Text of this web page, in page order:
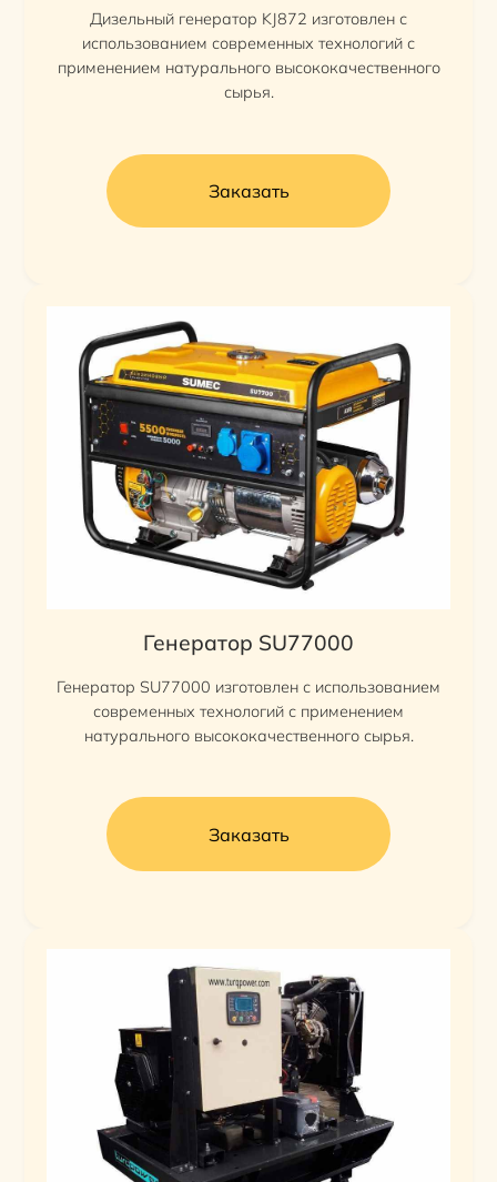
Дизельный генератор KJ872 изготовлен с
использованием современных технологий с
применением натурального высококачественного
сырья.
Заказать
Генератор SU77000
Генератор SU77000 изготовлен с использованием
современных технологий с применением
натурального высококачественного сырья.
Заказать